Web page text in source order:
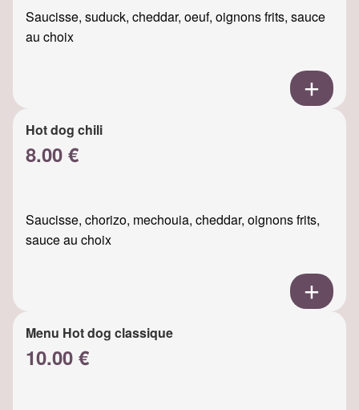
Saucisse, suduck, cheddar, oeuf, oignons frits, sauce
au choix
Hot dog chili
8.00 €
Saucisse, chorizo, mechouia, cheddar, oignons frits,
sauce au choix
Menu Hot dog classique
10.00 €